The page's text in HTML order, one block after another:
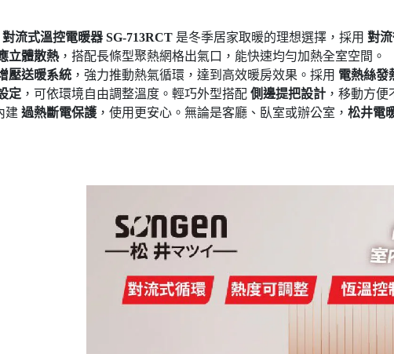
流式溫控電暖器 SG-713RCT 是冬季居家取暖的理想選擇，採用 對
立體散熱，搭配長條型聚熱網格出氣口，能快速均勻加熱全室空間。
壓送暖系統 ，強力推動熱氣循環，達到高效暖房效果。採用 電熱絲發
定 ，可依環境自由調整溫度。輕巧外型搭配 側邊提把設計 ，移動方便
建 過熱斷電保護 ，使用更安心。無論是客廳、臥室或辦公室， 松井電